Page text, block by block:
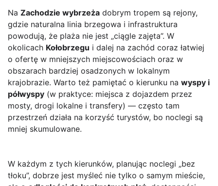
Na Zachodzie wybrzeża dobrym tropem są rejony,
gdzie naturalna linia brzegowa i infrastruktura
powodują, że plaża nie jest „ciągle zajęta”. W
okolicach Kołobrzegu i dalej na zachód coraz łatwiej
o ofertę w mniejszych miejscowościach oraz w
obszarach bardziej osadzonych w lokalnym
krajobrazie. Warto też pamiętać o kierunku na wyspy i
półwyspy (w praktyce: miejsca z dojazdem przez
mosty, drogi lokalne i transfery) — często tam
przestrzeń działa na korzyść turystów, bo noclegi są
mniej skumulowane.
W każdym z tych kierunków, planując noclegi „bez
tłoku”, dobrze jest myśleć nie tylko o samym mieście,